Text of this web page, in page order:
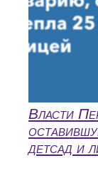
Власти
детсад и